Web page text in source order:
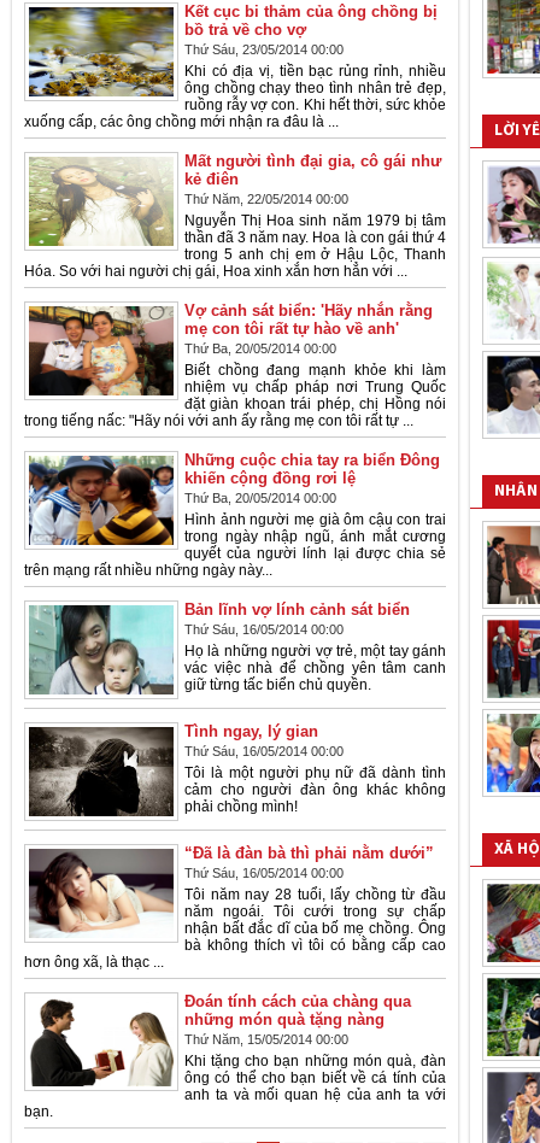
Kết cục bi thảm của ông chồng bị
bồ trả về cho vợ
Thứ Sáu, 23/05/2014 00:00
Khi có địa vị, tiền bạc rủng rỉnh, nhiều
ông chồng chạy theo tình nhân trẻ đẹp,
ruồng rẫy vợ con. Khi hết thời, sức khỏe
xuống cấp, các ông chồng mới nhận ra đâu là ...
Mất người tình đại gia, cô gái như
kẻ điên
Thứ Năm, 22/05/2014 00:00
Nguyễn Thị Hoa sinh năm 1979 bị tâm
thần đã 3 năm nay. Hoa là con gái thứ 4
trong 5 anh chị em ở Hậu Lộc, Thanh
Hóa. So với hai người chị gái, Hoa xinh xắn hơn hẳn với ...
Vợ cảnh sát biển: 'Hãy nhắn rằng
mẹ con tôi rất tự hào về anh'
Thứ Ba, 20/05/2014 00:00
Biết chồng đang mạnh khỏe khi làm
nhiệm vụ chấp pháp nơi Trung Quốc
đặt giàn khoan trái phép, chị Hồng nói
trong tiếng nấc: "Hãy nói với anh ấy rằng mẹ con tôi rất tự ...
Những cuộc chia tay ra biển Đông
khiến cộng đồng rơi lệ
Thứ Ba, 20/05/2014 00:00
Hình ảnh người mẹ già ôm cậu con trai
trong ngày nhập ngũ, ánh mắt cương
quyết của người lính lại được chia sẻ
trên mạng rất nhiều những ngày này...
Bản lĩnh vợ lính cảnh sát biển
Thứ Sáu, 16/05/2014 00:00
Họ là những người vợ trẻ, một tay gánh
vác việc nhà để chồng yên tâm canh
giữ từng tấc biển chủ quyền.
Tình ngay, lý gian
Thứ Sáu, 16/05/2014 00:00
Tôi là một người phụ nữ đã dành tình
cảm cho người đàn ông khác không
phải chồng mình!
“Đã là đàn bà thì phải nằm dưới”
Thứ Sáu, 16/05/2014 00:00
Tôi năm nay 28 tuổi, lấy chồng từ đầu
năm ngoái. Tôi cưới trong sự chấp
nhận bất đắc dĩ của bố mẹ chồng. Ông
bà không thích vì tôi có bằng cấp cao
hơn ông xã, là thạc ...
Đoán tính cách của chàng qua
những món quà tặng nàng
Thứ Năm, 15/05/2014 00:00
Khi tặng cho bạn những món quà, đàn
ông có thể cho bạn biết về cá tính của
anh ta và mối quan hệ của anh ta với
bạn.
LỜI
XÃ